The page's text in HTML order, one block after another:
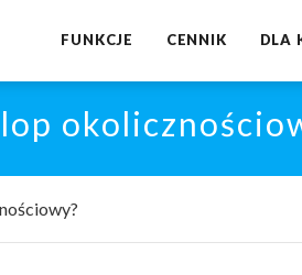
FUNKCJE CENNIK DLA